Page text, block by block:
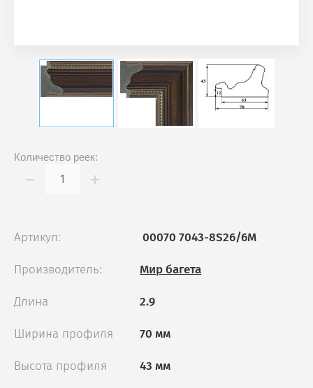
Количество реек:
Артикул: 00070 7043-8S26/6M
Производитель: Мир багета
Длина 2.9
Ширина профиля 70 мм
Высота профиля 43 мм